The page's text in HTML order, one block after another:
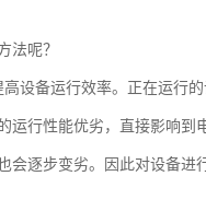
法呢？
设备运行效率。正在运行
行性能优劣，直接影响到
逐步变劣。因此对设备进